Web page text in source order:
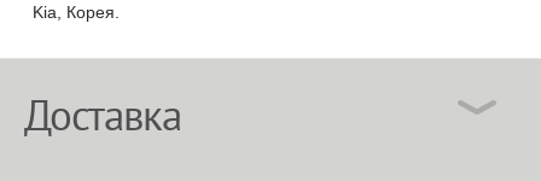
Kia, Корея.
Доставка